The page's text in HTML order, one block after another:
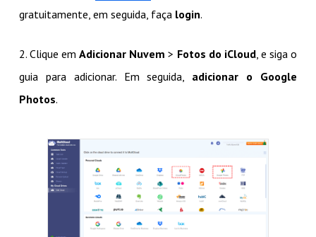
gratuitamente, em seguida, faça login.
2. Clique emAdicionar Nuvem > Fotos do iCloud, e siga o
guia para adicionar. Em seguida, adicionar o Google
Photos.